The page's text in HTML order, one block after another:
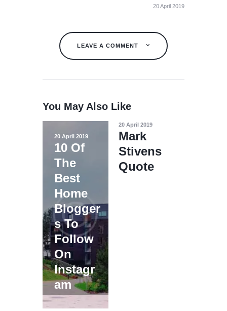
20 April 2019
LEAVE A COMMENT
You May Also Like
20 April 2019
10 Of
The
Best
Home
Blogger
s To
Follow
On
Instagr
am
20 April 2019
Mark
Stivens
Quote